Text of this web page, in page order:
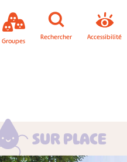
Groupes Rechercher Accessibilité
SUR PLACE